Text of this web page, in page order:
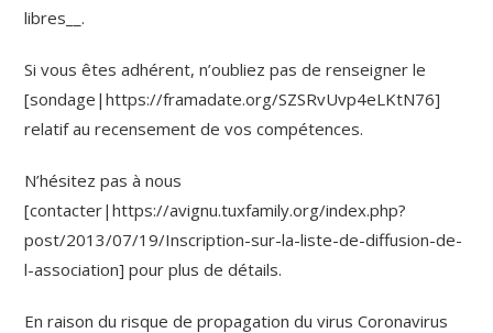
libres__.
Si vous êtes adhérent, n’oubliez pas de renseigner le
[sondage|https://framadate.org/SZSRvUvp4eLKtN76]
relatif au recensement de vos compétences.
N’hésitez pas à nous
[contacter|https://avignu.tuxfamily.org/index.php?
post/2013/07/19/Inscription-sur-la-liste-de-diffusion-de-
l-association] pour plus de détails.
En raison du risque de propagation du virus Coronavirus